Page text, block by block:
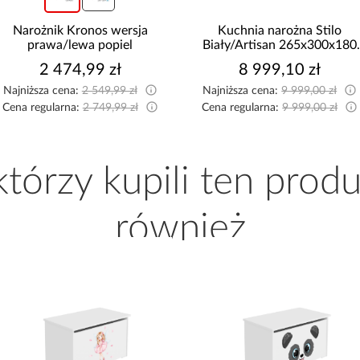
Kuchnia narożna Stilo
Biały/Artisan 265x300x180
8 999,10 zł
Najniższa cena:9 999,00 zł
Cena regularna:9 999,00 zł
Szafa Palermo 250
kaszmir/lustro
1 699,00 zł
kupili ten
również